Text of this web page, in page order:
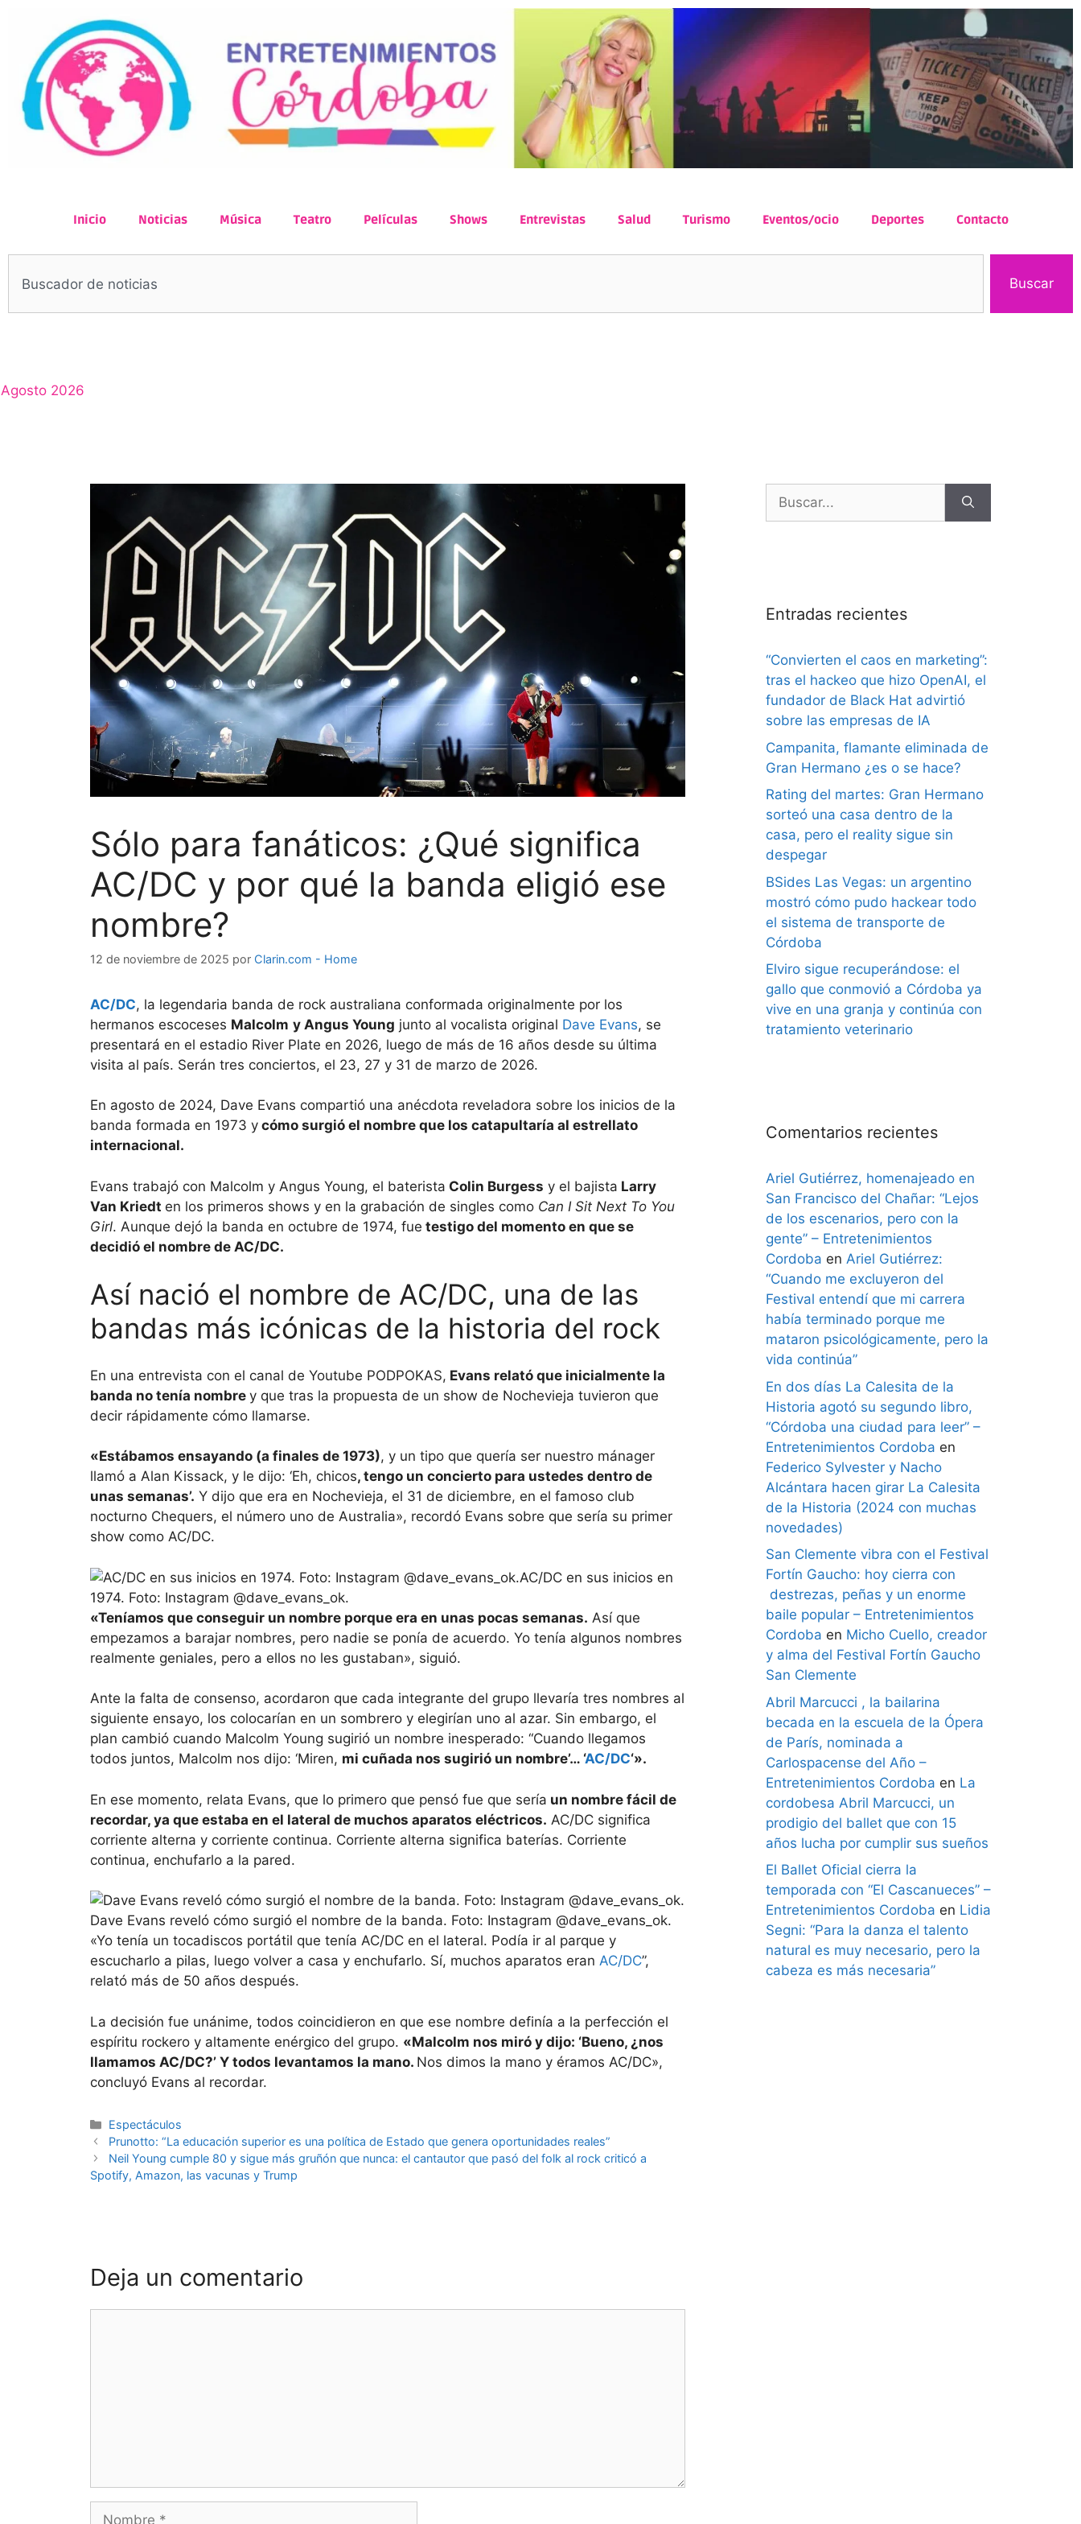
Inicio Noticias Música Teatro Películas Shows Entrevistas Salud Turismo Eventos/ocio Deportes Contacto
Buscar
Agosto 2026
Sólo para fanáticos: ¿Qué significa
AC/DC y por qué la banda eligió ese
nombre?
12 de noviembre de 2025 por Clarin.com - Home
AC/DC, la legendaria banda de rock australiana conformada originalmente por los
hermanos escoceses Malcolm y Angus Young junto al vocalista original Dave Evans, se
presentará en el estadio River Plate en 2026, luego de más de 16 años desde su última
visita al país. Serán tres conciertos, el 23, 27 y 31 de marzo de 2026.
En agosto de 2024, Dave Evans compartió una anécdota reveladora sobre los inicios de la
banda formada en 1973 y cómo surgió el nombre que los catapultaría al estrellato
internacional.
Evans trabajó con Malcolm y Angus Young, el baterista Colin Burgess y el bajista Larry
Van Kriedt en los primeros shows y en la grabación de singles como Can I Sit Next To You
Girl. Aunque dejó la banda en octubre de 1974, fue testigo del momento en que se
decidió el nombre de AC/DC.
Así nació el nombre de AC/DC, una de las
bandas más icónicas de la historia del rock
En una entrevista con el canal de Youtube PODPOKAS, Evans relató que inicialmente la
banda no tenía nombre y que tras la propuesta de un show de Nochevieja tuvieron que
decir rápidamente cómo llamarse.
«Estábamos ensayando (a finales de 1973), y un tipo que quería ser nuestro mánager
llamó a Alan Kissack, y le dijo: ‘Eh, chicos, tengo un concierto para ustedes dentro de
unas semanas’. Y dijo que era en Nochevieja, el 31 de diciembre, en el famoso club
nocturno Chequers, el número uno de Australia», recordó Evans sobre que sería su primer
show como AC/DC.
AC/DC en sus inicios en
1974. Foto: Instagram @dave_evans_ok.
«Teníamos que conseguir un nombre porque era en unas pocas semanas. Así que
empezamos a barajar nombres, pero nadie se ponía de acuerdo. Yo tenía algunos nombres
realmente geniales, pero a ellos no les gustaban», siguió.
Ante la falta de consenso, acordaron que cada integrante del grupo llevaría tres nombres al
siguiente ensayo, los colocarían en un sombrero y elegirían uno al azar. Sin embargo, el
plan cambió cuando Malcolm Young sugirió un nombre inesperado: “Cuando llegamos
todos juntos, Malcolm nos dijo: ‘Miren, mi cuñada nos sugirió un nombre’… ‘AC/DC‘».
En ese momento, relata Evans, que lo primero que pensó fue que sería un nombre fácil de
recordar, ya que estaba en el lateral de muchos aparatos eléctricos. AC/DC significa
corriente alterna y corriente continua. Corriente alterna significa baterías. Corriente
continua, enchufarlo a la pared.
Dave Evans reveló cómo surgió el nombre de la banda. Foto: Instagram @dave_evans_ok.
«Yo tenía un tocadiscos portátil que tenía AC/DC en el lateral. Podía ir al parque y
escucharlo a pilas, luego volver a casa y enchufarlo. Sí, muchos aparatos eran AC/DC”,
relató más de 50 años después.
La decisión fue unánime, todos coincidieron en que ese nombre definía a la perfección el
espíritu rockero y altamente enérgico del grupo. «Malcolm nos miró y dijo: ‘Bueno, ¿nos
llamamos AC/DC?’ Y todos levantamos la mano. Nos dimos la mano y éramos AC/DC»,
concluyó Evans al recordar.
Espectáculos
Prunotto: “La educación superior es una política de Estado que genera oportunidades reales”
Neil Young cumple 80 y sigue más gruñón que nunca: el cantautor que pasó del folk al rock criticó a
Spotify, Amazon, las vacunas y Trump
Deja un comentario
Entradas recientes
“Convierten el caos en marketing”:
tras el hackeo que hizo OpenAI, el
fundador de Black Hat advirtió
sobre las empresas de IA
Campanita, flamante eliminada de
Gran Hermano ¿es o se hace?
Rating del martes: Gran Hermano
sorteó una casa dentro de la
casa, pero el reality sigue sin
despegar
BSides Las Vegas: un argentino
mostró cómo pudo hackear todo
el sistema de transporte de
Córdoba
Elviro sigue recuperándose: el
gallo que conmovió a Córdoba ya
vive en una granja y continúa con
tratamiento veterinario
Comentarios recientes
Ariel Gutiérrez, homenajeado en
San Francisco del Chañar: “Lejos
de los escenarios, pero con la
gente” – Entretenimientos
Cordoba en Ariel Gutiérrez:
“Cuando me excluyeron del
Festival entendí que mi carrera
había terminado porque me
mataron psicológicamente, pero la
vida continúa”
En dos días La Calesita de la
Historia agotó su segundo libro,
“Córdoba una ciudad para leer” –
Entretenimientos Cordoba en
Federico Sylvester y Nacho
Alcántara hacen girar La Calesita
de la Historia (2024 con muchas
novedades)
San Clemente vibra con el Festival
Fortín Gaucho: hoy cierra con
destrezas, peñas y un enorme
baile popular – Entretenimientos
Cordoba en Micho Cuello, creador
y alma del Festival Fortín Gaucho
San Clemente
Abril Marcucci , la bailarina
becada en la escuela de la Ópera
de París, nominada a
Carlospacense del Año –
Entretenimientos Cordoba en La
cordobesa Abril Marcucci, un
prodigio del ballet que con 15
años lucha por cumplir sus sueños
El Ballet Oficial cierra la
temporada con “El Cascanueces” –
Entretenimientos Cordoba en Lidia
Segni: “Para la danza el talento
natural es muy necesario, pero la
cabeza es más necesaria”